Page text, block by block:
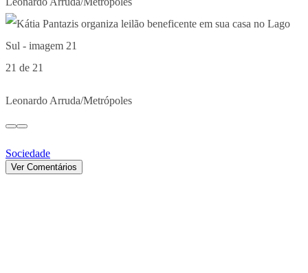
21 de 21
Leonardo Arruda/Metrópoles
Sociedade
Ver Comentários